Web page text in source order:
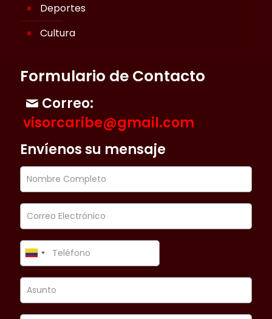
Deportes
Cultura
Formulario de Contacto
Correo:
visorcaribe@gmail.com
Envíenos su mensaje